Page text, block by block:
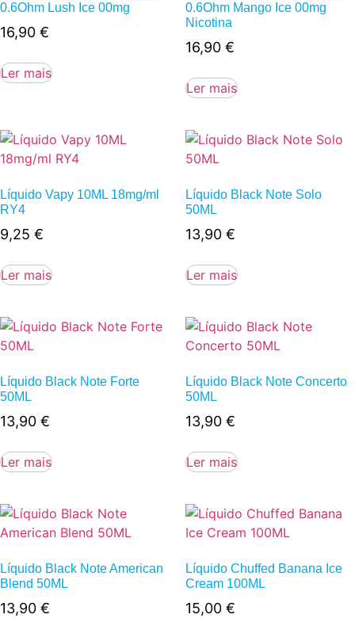
0.6Ohm Lush Ice 00mg
16,90 €
Ler mais
0.6Ohm Mango Ice 00mg
Nicotina
16,90 €
Ler mais
Líquido Vapy 10ML 18mg/ml
RY4
9,25 €
Ler mais
Líquido Black Note Solo
50ML
13,90 €
Ler mais
Líquido Black Note Forte
50ML
13,90 €
Ler mais
Líquido Black Note Concerto
50ML
13,90 €
Ler mais
Líquido Black Note American
Blend 50ML
13,90 €
Líquido Chuffed Banana Ice
Cream 100ML
15,00 €